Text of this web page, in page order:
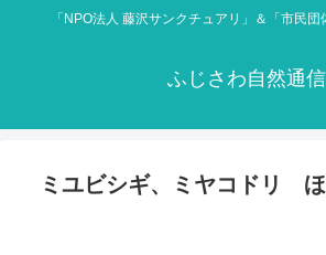
「NPO法人 藤沢サンクチュアリ」＆「市民団
ふじさわ自然通信
ミユビシギ、ミヤコドリ